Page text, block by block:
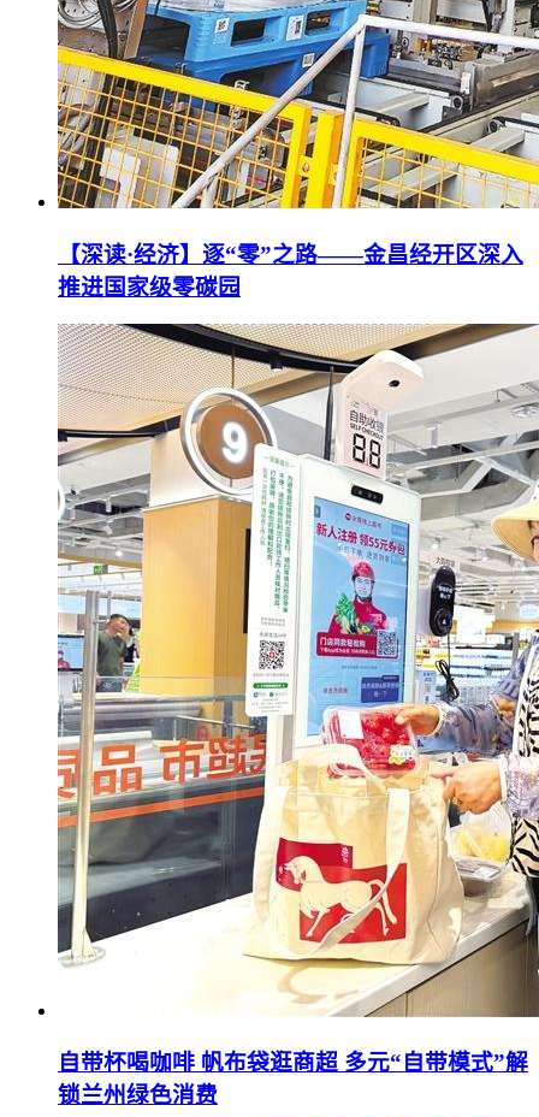
【深读·经济】逐“零”之路——金昌经开区深入
推进国家级零碳园
自带杯喝咖啡 帆布袋逛商超 多元“自带模式”解
锁兰州绿色消费